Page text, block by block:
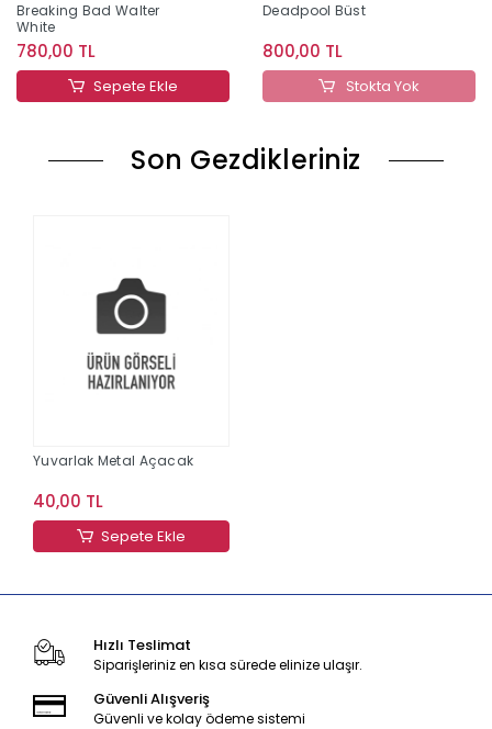
Breaking Bad Walter
White
780,00 TL
Sepete Ekle
Deadpool Büst
800,00 TL
Stokta Yok
Son Gezdikleriniz
Yuvarlak Metal Açacak
40,00 TL
Sepete Ekle
Hızlı Teslimat
Siparişleriniz en kısa sürede elinize ulaşır.
Güvenli Alışveriş
Güvenli ve kolay ödeme sistemi